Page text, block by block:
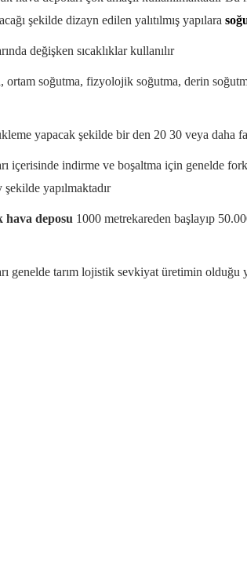
şekilde dizayn edilen yalıtılmış yapılara
değişken sıcaklıklar kullanılır
ortam soğutma, fizyolojik soğutma, derin
yapacak şekilde bir den 20 30 veya daha
içerisinde indirme ve boşaltma için genelde
yapılmaktadır
hava deposu 1000 metrekareden başlayıp
genelde tarım lojistik sevkiyat üretimin olduğu